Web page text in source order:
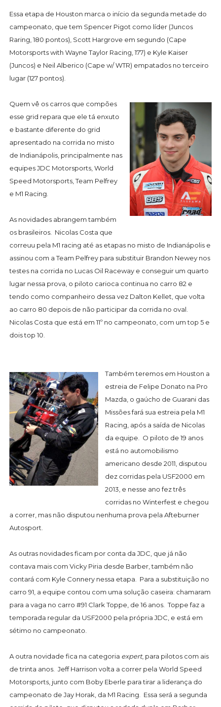
Essa etapa de Houston marca o início da segunda metade do
campeonato, que tem Spencer Pigot como líder (Juncos
Raring, 180 pontos), Scott Hargrove em segundo (Cape
Motorsports with Wayne Taylor Racing, 177) e Kyle Kaiser
(Juncos) e Neil Alberico (Cape w/ WTR) empatados no terceiro
lugar (127 pontos).
Quem vê os carros que compões
esse grid repara que ele tá enxuto
e bastante diferente do grid
apresentado na corrida no misto
de Indianápolis, principalmente nas
equipes JDC Motorsports, World
Speed Motorsports, Team Pelfrey
e M1 Racing.
As novidades abrangem também
os brasileiros. Nicolas Costa que
correuu pela M1 racing até as etapas no misto de Indianápolis e
assinou com a Team Pelfrey para substituir Brandon Newey nos
testes na corrida no Lucas Oil Raceway e conseguir um quarto
lugar nessa prova, o piloto carioca continua no carro 82 e
tendo como companheiro dessa vez Dalton Kellet, que volta
ao carro 80 depois de não participar da corrida no oval.
Nicolas Costa que está em 11º no campeonato, com um top 5 e
dois top 10.
Também teremos em Houston a
estreia de Felipe Donato na Pro
Mazda, o gaúcho de Guarani das
Missões fará sua estreia pela M1
Racing, após a saída de Nicolas
da equipe. O piloto de 19 anos
está no automobilismo
americano desde 2011, disputou
dez corridas pela USF2000 em
2013, e nesse ano fez três
corridas no Winterfest e chegou
a correr, mas não disputou nenhuma prova pela Afteburner
Autosport.
As outras novidades ficam por conta da JDC, que já não
contava mais com Vicky Piria desde Barber, também não
contará com Kyle Connery nessa etapa. Para a substituição no
carro 91, a equipe contou com uma solução caseira: chamaram
para a vaga no carro #91 Clark Toppe, de 16 anos. Toppe faz a
temporada regular da USF2000 pela própria JDC, e está em
sétimo no campeonato.
A outra novidade fica na categoria expert, para pilotos com ais
de trinta anos. Jeff Harrison volta a correr pela World Speed
Motorsports, junto com Boby Eberle para tirar a liderança do
campeonato de Jay Horak, da M1 Racing. Essa será a segunda